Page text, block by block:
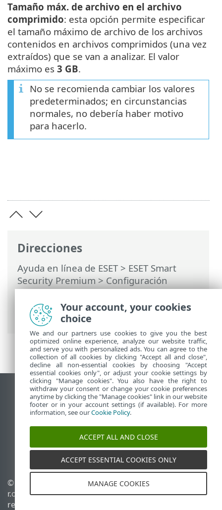
Direcciones
Ayuda en línea de ESET> ESET Smart
Security Premium>Configuración
avanzada>Protecciones>Protección del
cliente de correo electrónico>
ThreatSense
Tamaño máx. de archivo en el archivo
comprimido: esta opción permite especificar
el tamaño máximo de archivo de los archivos
contenidos en archivos comprimidos (una vez
extraídos) que se van a analizar. El valor
máximo es 3 GB.
No se recomienda cambiar los valores
predeterminados; en circunstancias
normales, no debería haber motivo
para hacerlo.
Ver sitio para ordenador
End of Life
Base de conocimiento de ESET
Foro de ESET
ESET Status Portal
Soporte técnico regional
© 1992 - 2026 ESET, spol. s
r.o. Todos los derechos
reservados.
Administrar cookies
Política de cookies
Your account, your cookies
choice
We and our partners use cookies to give you the best
optimized online experience, analyze our website traffic,
and serve you with personalized ads. You can agree to the
collection of all cookies by clicking "Accept all and close",
decline all non-essential cookies by choosing "Accept
essential cookies only", or adjust your cookie settings by
clicking "Manage cookies". You also have the right to
withdraw your consent or change your cookie preferences
anytime by clicking the "Manage cookies" link in our website
footer or in your account settings (if available). For more
information, see ourCookie Policy.
ACCEPT ALL AND CLOSE
ACCEPT ESSENTIAL COOKIES ONLY
MANAGE COOKIES